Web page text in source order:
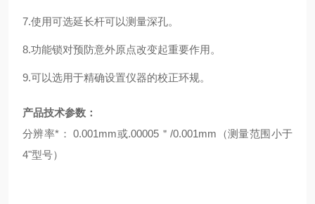
7.使用可选延长杆可以测量深孔。
8.功能锁对预防意外原点改变起重要作用。
9.可以选用于精确设置仪器的校正环规。
产品技术参数：
分辨率*： 0.001mm或.00005＂/0.001mm（测量范围小于
4"型号）